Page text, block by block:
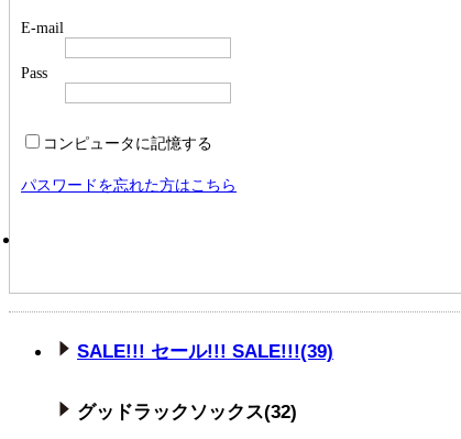
E-mail
Pass
コンピュータに記憶する
パスワードを忘れた方はこちら
SALE!!! セール!!! SALE!!!(39)
グッドラックソックス(32)